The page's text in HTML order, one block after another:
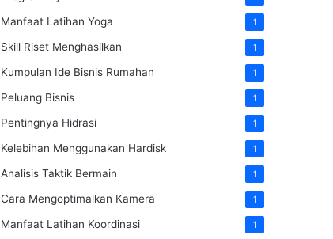
Manfaat Latihan Yoga 1
Skill Riset Menghasilkan 1
Kumpulan Ide Bisnis Rumahan 1
Peluang Bisnis 1
Pentingnya Hidrasi 1
Kelebihan Menggunakan Hardisk 1
Analisis Taktik Bermain 1
Cara Mengoptimalkan Kamera 1
Manfaat Latihan Koordinasi 1